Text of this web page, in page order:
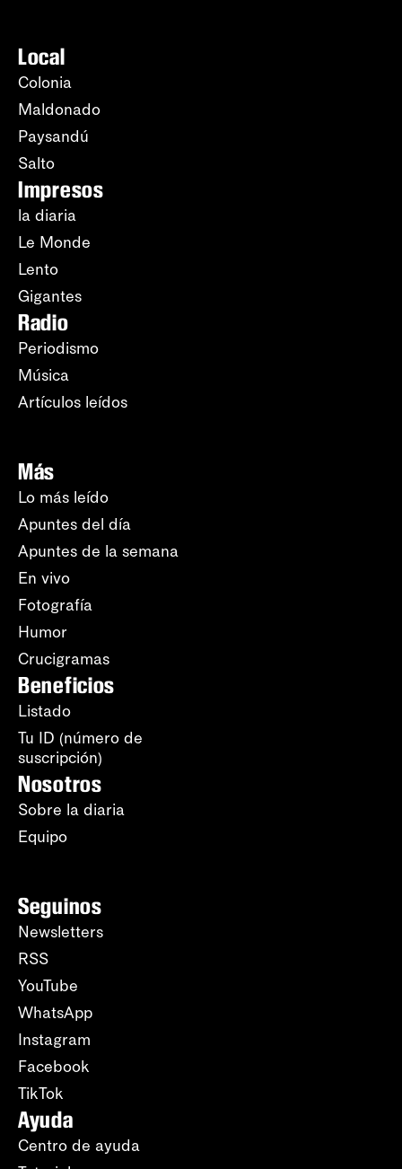
Local
Colonia
Maldonado
Paysandú
Salto
Impresos
la diaria
Le Monde
Lento
Gigantes
Radio
Periodismo
Música
Artículos leídos
Más
Lo más leído
Apuntes del día
Apuntes de la semana
En vivo
Fotografía
Humor
Crucigramas
Beneficios
Listado
Tu ID (número de
suscripción)
Nosotros
Sobre la diaria
Equipo
Seguinos
Newsletters
RSS
YouTube
WhatsApp
Instagram
Facebook
TikTok
Ayuda
Centro de ayuda